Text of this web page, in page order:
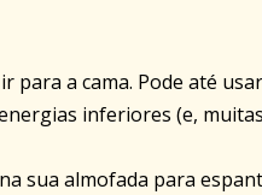
para a cama. Pode até
inferiores (e,
sua almofada para